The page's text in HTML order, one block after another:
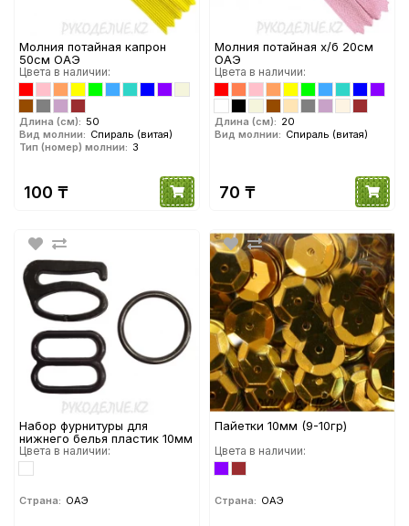
Молния потайная капрон
50см ОАЭ
Цвета в наличии:
Длина (см): 50
Вид молнии: Спираль (витая)
Тип (номер) молнии: 3
100 ₸
Молния потайная х/б 20см
ОАЭ
Цвета в наличии:
Длина (см): 20
Вид молнии: Спираль (витая)
70 ₸
Набор фурнитуры для
нижнего белья пластик 10мм
Цвета в наличии:
Страна: ОАЭ
Пайетки 10мм (9-10гр)
Цвета в наличии:
Страна: ОАЭ